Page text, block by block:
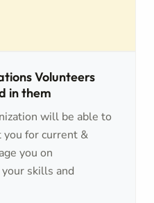
Volunteers
in them
will be able to
for current &
you on
skills and